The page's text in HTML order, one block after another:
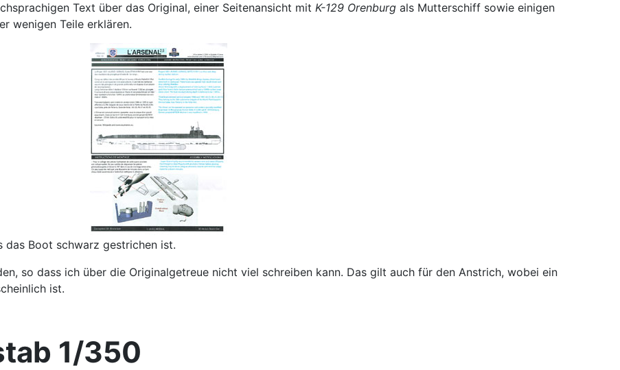
Text über das Original, einer Seitenansicht mit K-129 Orenburg als Mutterschiff sowie einigen
wenigen Teile erklären.
das Boot schwarz gestrichen ist.
so dass ich über die Originalgetreue nicht viel schreiben kann. Das gilt auch für den Anstrich, wobei ein
ist.
1/350